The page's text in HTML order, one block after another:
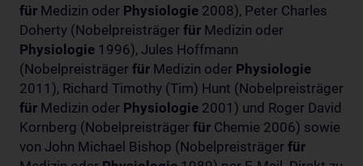
für Medizin oder Physiologie 2008), Peter Charles
Doherty (Nobelpreisträger für Medizin oder
Physiologie 1996), Jules Hoffmann
(Nobelpreisträger für Medizin oder Physiologie
2011), Richard Timothy (Tim) Hunt (Nobelpreisträger
für Medizin oder Physiologie 2001) und Roger David
Kornberg (Nobelpreisträger für Chemie 2006) sowie
von John Michael Bishop (Nobelpreisträger für